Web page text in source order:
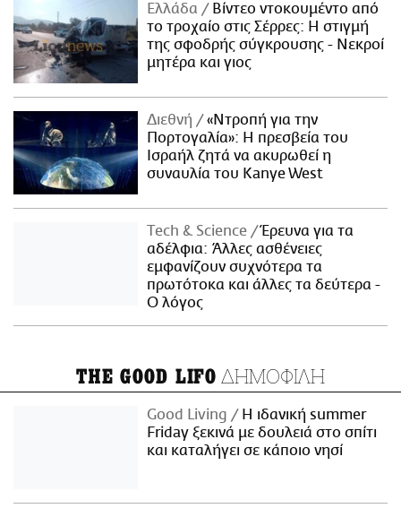
Ελλάδα
Βίντεο ντοκουμέντο από
το τροχαίο στις Σέρρες: Η στιγμή
της σφοδρής σύγκρουσης - Νεκροί
μητέρα και γιος
Διεθνή
«Ντροπή για την
Πορτογαλία»: Η πρεσβεία του
Ισραήλ ζητά να ακυρωθεί η
συναυλία του Kanye West
Τech & Science
Έρευνα για τα
αδέλφια: Άλλες ασθένειες
εμφανίζουν συχνότερα τα
πρωτότοκα και άλλες τα δεύτερα -
Ο λόγος
THE GOOD LIFO ΔΗΜΟΦΙΛΗ
Good Living
Η ιδανική summer
Friday ξεκινά με δουλειά στο σπίτι
και καταλήγει σε κάποιο νησί